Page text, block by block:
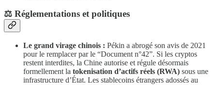
​⚖️ Réglementations et politiques
Le grand virage chinois : Pékin a abrogé son avis de 2021
pour le remplacer par le “Document n°42”. Si les cryptos
restent interdites, la Chine autorise et régule désormais
formellement la tokenisation d’actifs réels (RWA) sous une
infrastructure d’État. Les stablecoins étrangers adossés au